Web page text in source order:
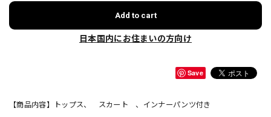
Add to cart
日本国内にお住まいの方向け
Save
【商品内容】トップス、 スカート 、インナーパンツ付き